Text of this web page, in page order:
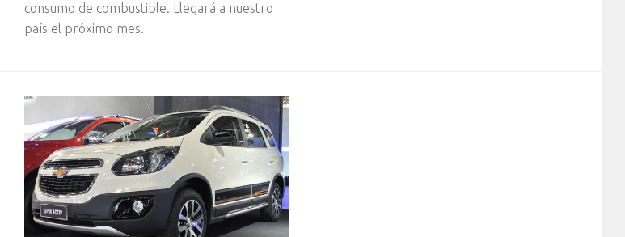
consumo de combustible. Llegará a nuestro
país el próximo mes.